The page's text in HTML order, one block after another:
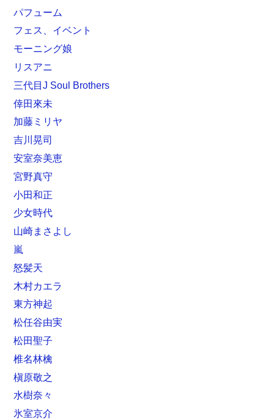
パフューム
フェス、イベント
モーニング娘
リスアニ
三代目J Soul Brothers
倖田來未
加藤ミリヤ
吉川晃司
安室奈美恵
宮野真守
小田和正
少女時代
山崎まさよし
嵐
怒髪天
木村カエラ
東方神起
松任谷由実
松田聖子
椎名林檎
槇原敬之
水樹奈々
氷室京介